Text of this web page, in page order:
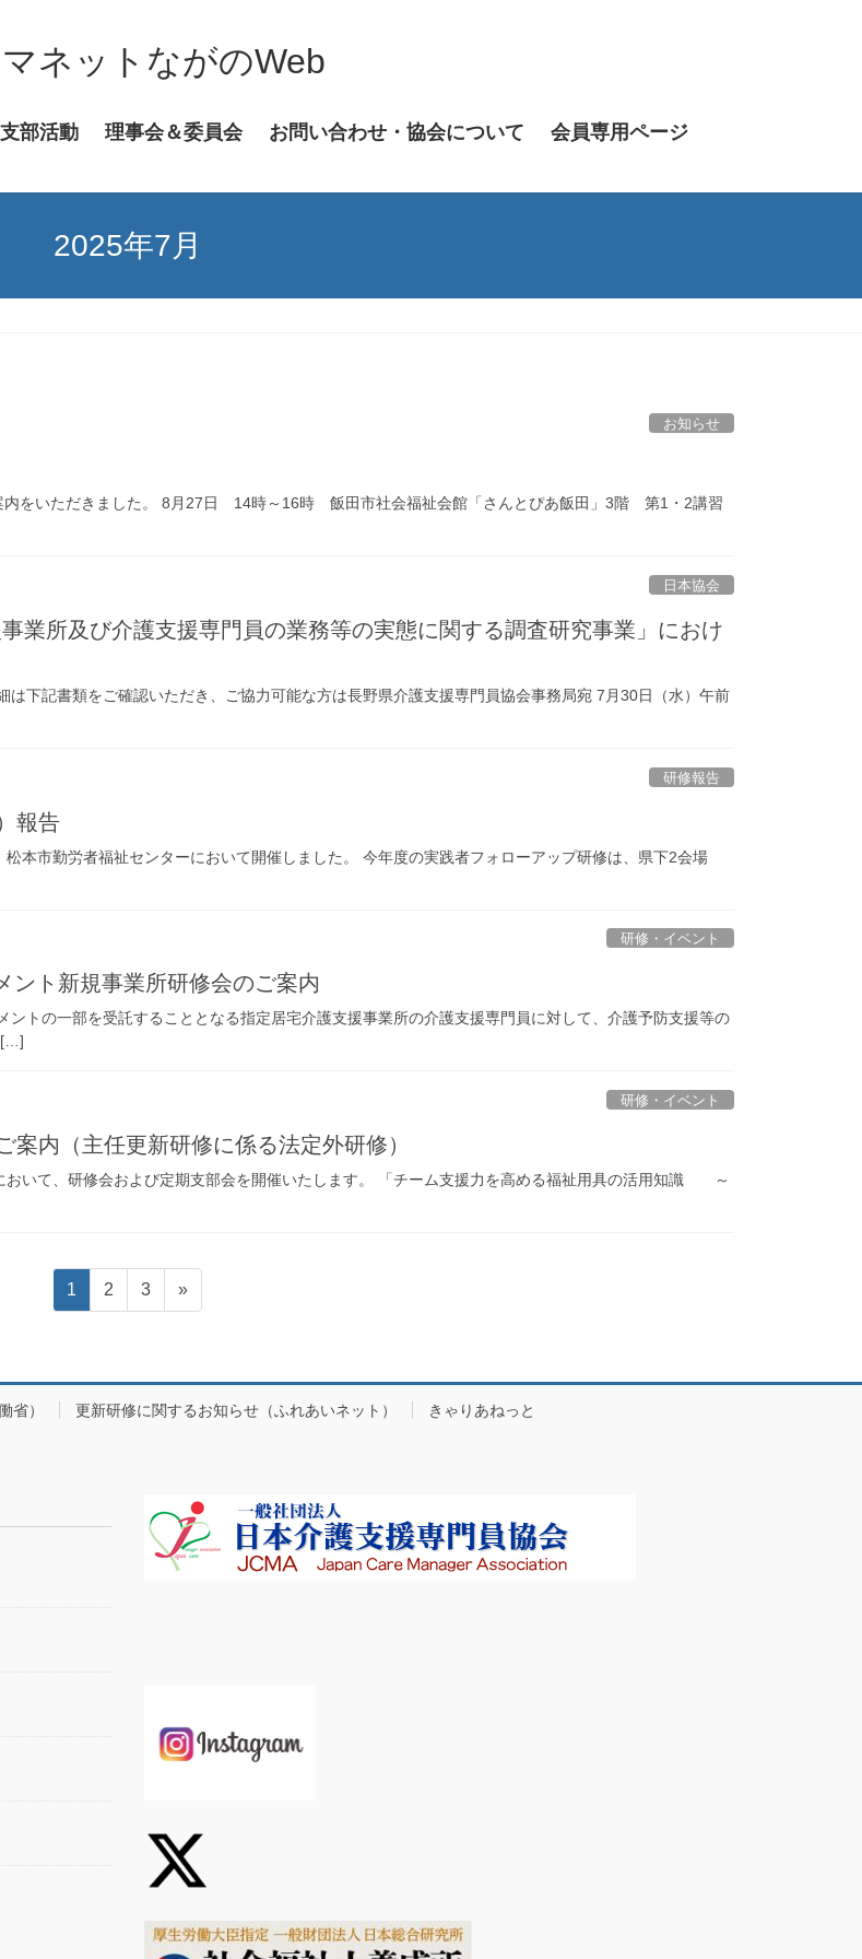
ネットながのWeb
支部活動 理事会＆委員会 お問い合わせ・協会について 会員専用ページ
2025年7月
お知らせ
内をいただきました。 8月27日 14時～16時 飯田市社会福祉会館「さんとぴあ飯田」3階 第1・2講習
日本協会
業所及び介護支援専門員の業務等の実態に関する調査研究事業」におけ
下記書類をご確認いただき、ご協力可能な方は長野県介護支援専門員協会事務局宛 7月30日（水）午前
研修報告
報告
本市勤労者福祉センターにおいて開催しました。 今年度の実践者フォローアップ研修は、県下2会場
研修・イベント
ト新規事業所研修会のご案内
トの一部を受託することとなる指定居宅介護支援事業所の介護支援専門員に対して、介護予防支援等の
[…]
研修・イベント
内（主任更新研修に係る法定外研修）
いて、研修会および定期支部会を開催いたします。 「チーム支援力を高める福祉用具の活用知識 ～
固
定
ジ
1
固
定
ジ
2
固
定
ジ
3 »
省） 更新研修に関するお知らせ（ふれあいネット）
きゃりあねっと